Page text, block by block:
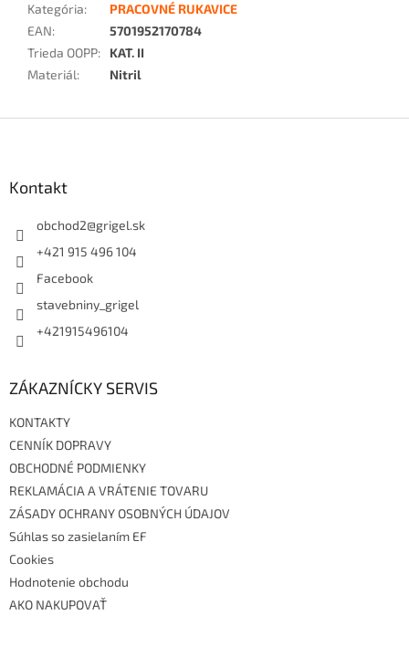
Kategória:
PRACOVNÉ RUKAVICE
EAN:
5701952170784
Trieda OOPP:
KAT. II
Materiál: Nitril
Kontakt
obchod2@grigel.sk
+421 915 496 104
Facebook
stavebniny_grigel
+421915496104
ZÁKAZNÍCKY SERVIS
KONTAKTY
CENNÍK DOPRAVY
OBCHODNÉ PODMIENKY
REKLAMÁCIA A VRÁTENIE TOVARU
ZÁSADY OCHRANY OSOBNÝCH ÚDAJOV
Súhlas so zasielaním EF
Cookies
Hodnotenie obchodu
AKO NAKUPOVAŤ